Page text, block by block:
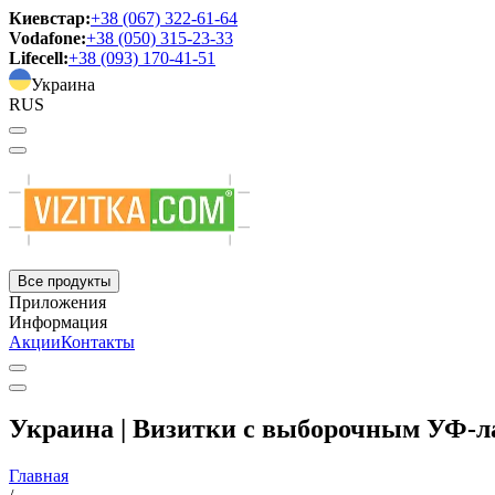
Киевстар:+38 (067) 322-61-64
Vodafone:+38 (050) 315-23-33
Lifecell:+38 (093) 170-41-51
Украина
RUS
Все продукты
Приложения
Информация
АкцииКонтакты
Украина | Визитки с выборочным УФ-
Главная